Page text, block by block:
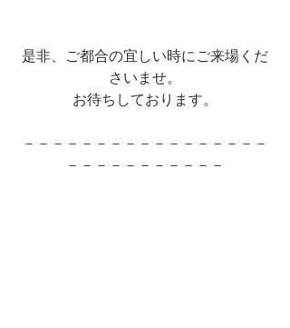
是非、ご都合の宜しい時にご来場くだ
さいませ。
お待ちしております。
－－－－－－－－－－－－－－－－－
－－－－－－－－－－－